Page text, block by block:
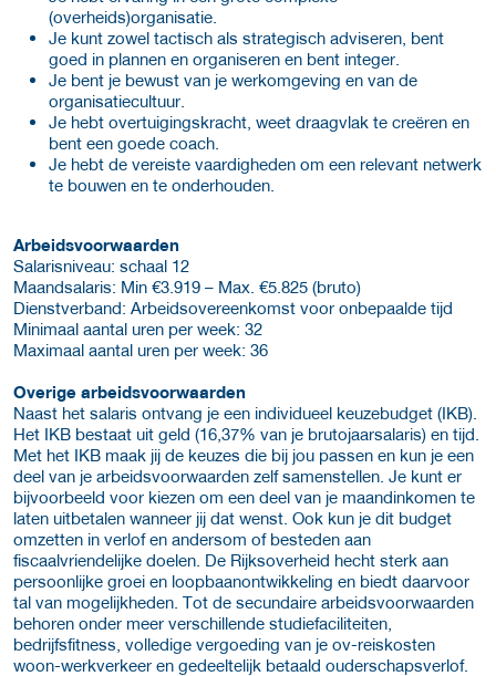
(overheids)organisatie.
Je kunt zowel tactisch als strategisch adviseren, bent
goed in plannen en organiseren en bent integer.
Je bent je bewust van je werkomgeving en van de
organisatiecultuur.
Je hebt overtuigingskracht, weet draagvlak te creëren en
bent een goede coach.
Je hebt de vereiste vaardigheden om een relevant netwerk
te bouwen en te onderhouden.
Arbeidsvoorwaarden
Salaris­niveau: schaal 12
Maand­salaris: Min €3.919 – Max. €5.825 (bruto)
Dienst­verband: Arbeidsovereenkomst voor onbepaalde tijd
Minimaal aantal uren per week: 32
Maximaal aantal uren per week: 36
Overige arbeidsvoorwaarden
Naast het salaris ontvang je een individueel keuzebudget (IKB).
Het IKB bestaat uit geld (16,37% van je brutojaarsalaris) en tijd.
Met het IKB maak jij de keuzes die bij jou passen en kun je een
deel van je arbeidsvoorwaarden zelf samenstellen. Je kunt er
bijvoorbeeld voor kiezen om een deel van je maandinkomen te
laten uitbetalen wanneer jij dat wenst. Ook kun je dit budget
omzetten in verlof en andersom of besteden aan
fiscaalvriendelijke doelen. De Rijksoverheid hecht sterk aan
persoonlijke groei en loopbaanontwikkeling en biedt daarvoor
tal van mogelijkheden. Tot de secundaire arbeidsvoorwaarden
behoren onder meer verschillende studiefaciliteiten,
bedrijfsfitness, volledige vergoeding van je ov-reiskosten
woon-werkverkeer en gedeeltelijk betaald ouderschapsverlof.